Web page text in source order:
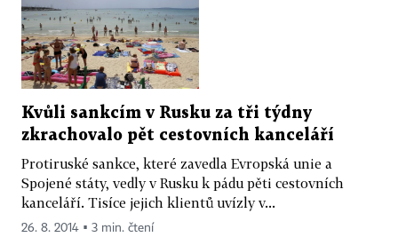
Kvůli sankcím v Rusku za tři týdny
zkrachovalo pět cestovních kanceláří
Protiruské sankce, které zavedla Evropská unie a
Spojené státy, vedly v Rusku k pádu pěti cestovních
kanceláří. Tisíce jejich klientů uvízly v...
26. 8. 2014 ▪ 3 min. čtení